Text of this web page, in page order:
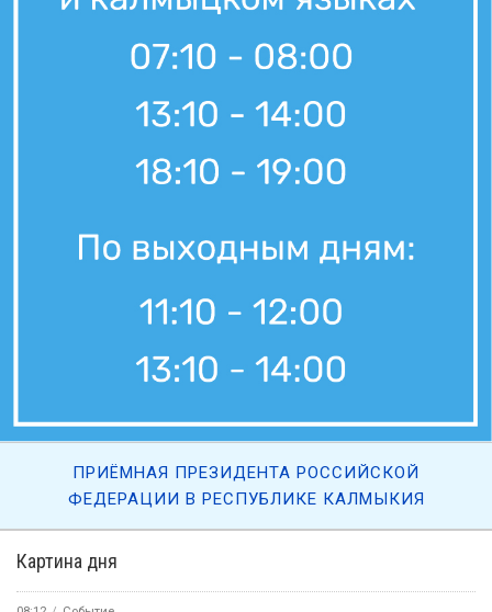
Картина дня
ПРИЁМНАЯ ПРЕЗИДЕНТА РОССИЙСКОЙ
ФЕДЕРАЦИИ В РЕСПУБЛИКЕ КАЛМЫКИЯ